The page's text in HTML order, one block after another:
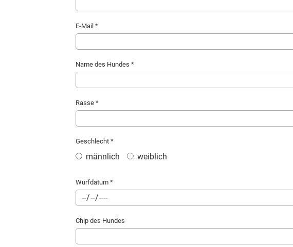
E-Mail *
Name des Hundes *
Rasse *
Geschlecht *
männlich weiblich
Wurfdatum *
Chip des Hundes